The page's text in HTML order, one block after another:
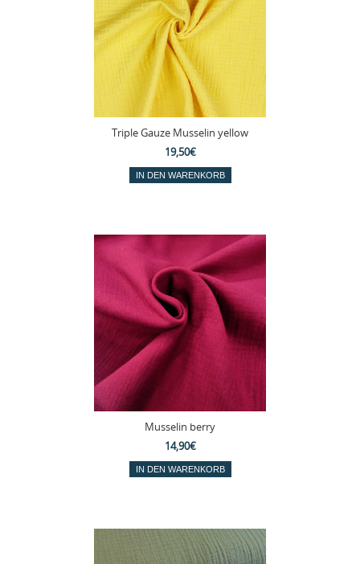
Triple Gauze Musselin yellow
19,50€
Musselin berry
14,90€